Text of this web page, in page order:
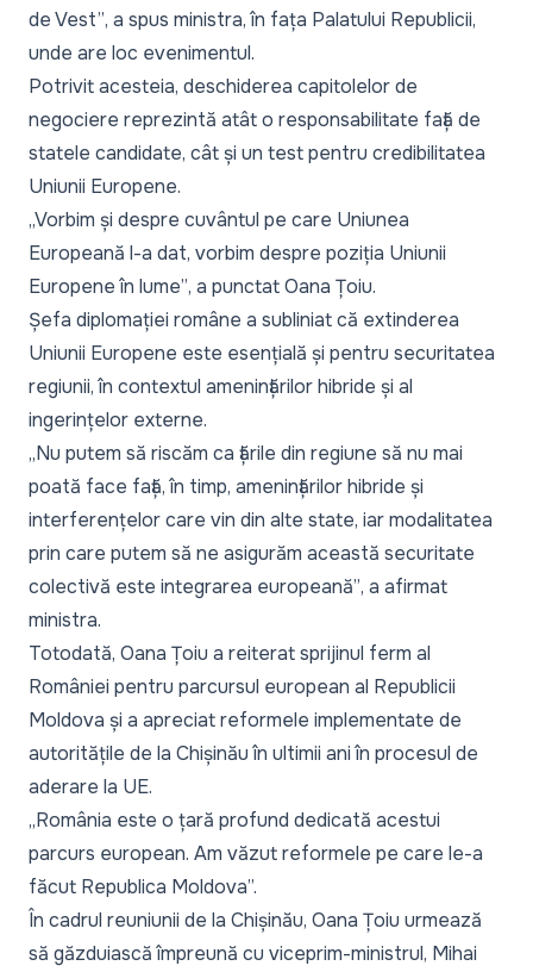
de Vest”, a spus ministra, în fața Palatului Republicii,
unde are loc evenimentul.
Potrivit acesteia, deschiderea capitolelor de
negociere reprezintă atât o responsabilitate față de
statele candidate, cât și un test pentru credibilitatea
Uniunii Europene.
„Vorbim și despre cuvântul pe care Uniunea
Europeană l-a dat, vorbim despre poziția Uniunii
Europene în lume”, a punctat Oana Țoiu.
Șefa diplomației române a subliniat că extinderea
Uniunii Europene este esențială și pentru securitatea
regiunii, în contextul amenințărilor hibride și al
ingerințelor externe.
„Nu putem să riscăm ca țările din regiune să nu mai
poată face față, în timp, amenințărilor hibride și
interferențelor care vin din alte state, iar modalitatea
prin care putem să ne asigurăm această securitate
colectivă este integrarea europeană”, a afirmat
ministra.
Totodată, Oana Țoiu a reiterat sprijinul ferm al
României pentru parcursul european al Republicii
Moldova și a apreciat reformele implementate de
autoritățile de la Chișinău în ultimii ani în procesul de
aderare la UE.
„România este o țară profund dedicată acestui
parcurs european. Am văzut reformele pe care le-a
făcut Republica Moldova”.
În cadrul reuniunii de la Chișinău, Oana Țoiu urmează
să găzduiască împreună cu viceprim-ministrul, Mihai